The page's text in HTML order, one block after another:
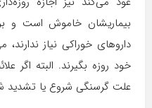
بیماریشان خاموش است و
داروهای خوراکی نیاز
خود روزه بگیرند. البته اگر
علت گرسنگی شروع یا تشدید